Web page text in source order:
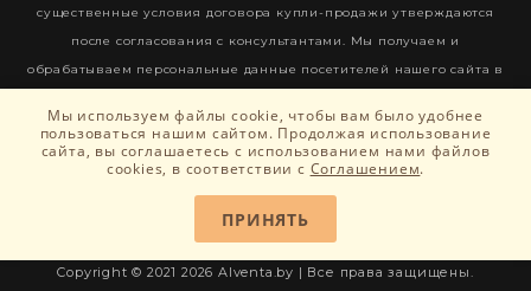
существенные условия договора купли-продажи утверждаются
после согласования с консультантами. Мы получаем и
обрабатываем персональные данные посетителей нашего сайта в
согласия на обработку своих персональных данных, вам
необходимо покинуть наш сайт. Актуальность цен и наличие
Copyright © 2021 2026 Alventa.by | Все права защищены.
Мы используем файлы cookie, чтобы вам было удобнее
пользоваться нашим сайтом. Продолжая использование
сайта, вы соглашаетесь c использованием нами файлов
cookies, в соответствии с Соглашением.
ПРИНЯТЬ